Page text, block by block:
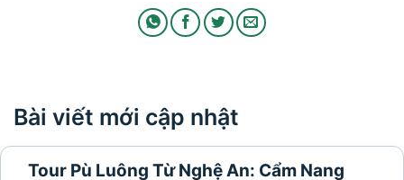
Bài viết mới cập nhật
Tour Pù Luông Từ Nghệ An: Cẩm Nang